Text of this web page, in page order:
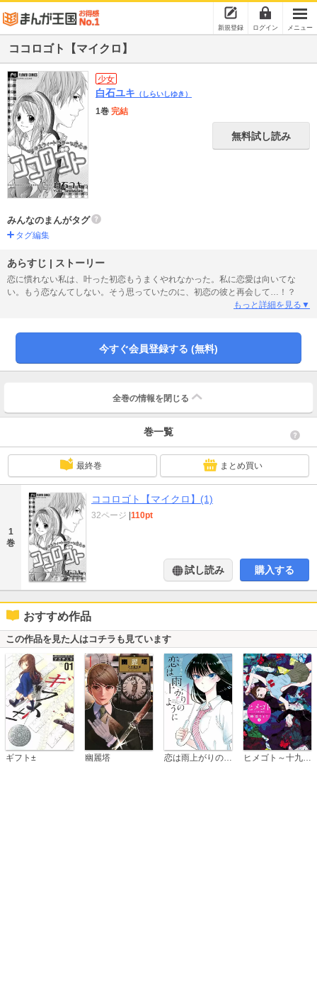
新規登録 ログイン メニュー
ココロゴト【マイクロ】
少女
白石ユキ （しらいしゆき）
1巻 完結
無料試し読み
みんなのまんがタグ
タグ編集
あらすじ | ストーリー
恋に慣れない私は、叶った初恋もうまくやれなかった。私に恋愛は向いてな
い。もう恋なんてしない。そう思っていたのに、初恋の彼と再会して…！？
もっと詳細を見る▼
今すぐ会員登録する (無料)
全巻の情報を 閉じる
巻一覧
最終巻 まとめ買い
1
巻
ココロゴト【マイクロ】(1)
32ページ |110pt
試し読み 購入する
おすすめ作品
この作品を見た人はコチラも見ています
ギフト± 幽麗塔